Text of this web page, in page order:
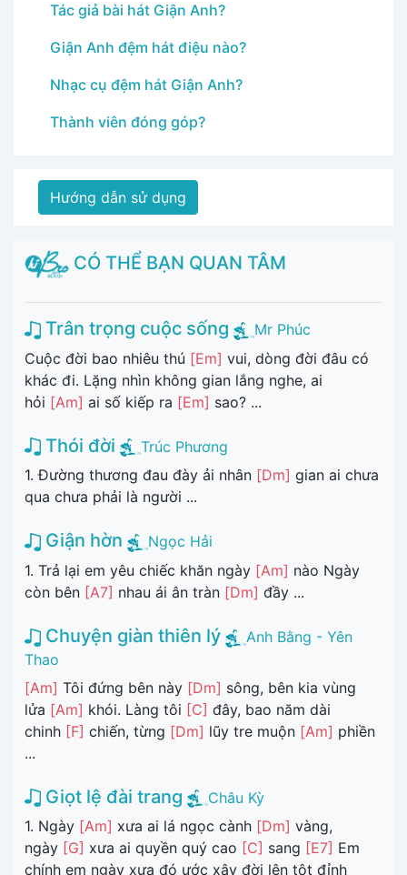
Tác giả bài hát Giận Anh?
Giận Anh đệm hát điệu nào?
Nhạc cụ đệm hát Giận Anh?
Thành viên đóng góp?
Hướng dẫn sử dụng
CÓ THỂ BẠN QUAN TÂM
Trân trọng cuộc sống
Mr Phúc
Cuộc đời bao nhiêu thú [Em] vui, dòng đời đâu có
khác đi. Lặng nhìn không gian lắng nghe, ai
hỏi [Am] ai số kiếp ra [Em] sao? ...
Thói đời
Trúc Phương
1. Đường thương đau đày ải nhân [Dm] gian ai chưa
qua chưa phải là người ...
Giận hờn
Ngọc Hải
1. Trả lại em yêu chiếc khăn ngày [Am] nào Ngày
còn bên [A7] nhau ái ân tràn [Dm] đầy ...
Chuyện giàn thiên lý
Anh Bằng - Yên
Thao
[Am] Tôi đứng bên này [Dm] sông, bên kia vùng
lửa [Am] khói. Làng tôi [C] đây, bao năm dài
chinh [F] chiến, từng [Dm] lũy tre muộn [Am] phiền
...
Giọt lệ đài trang
Châu Kỳ
1. Ngày [Am] xưa ai lá ngọc cành [Dm] vàng,
ngày [G] xưa ai quyền quý cao [C] sang [E7] Em
chính em ngày xưa đó ước xây đời lên tột đỉnh